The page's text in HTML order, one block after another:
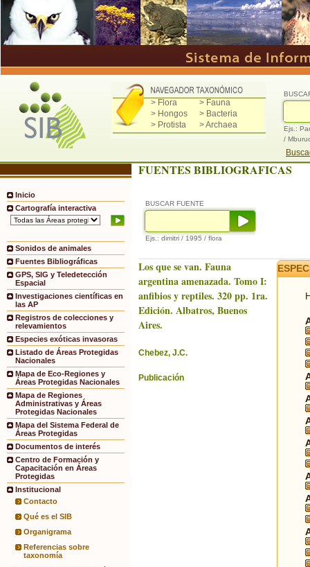
> Flora
> Fauna
> Hongos
> Bacteria
> Protista
> Archaea
Ejs.:
/
Inicio
Cartografía interactiva
Sonidos de animales
Fuentes Bibliográficas
GPS, SIG y Teledetección
Espacial
Investigaciones científicas en
las AP
Registros de colecciones y
relevamientos
Especies exóticas invasoras
Listado de Áreas Protegidas
Nacionales
Mapa de Eco-Regiones y
Áreas Protegidas Nacionales
Mapa de Regiones
Administrativas y Áreas
Protegidas Nacionales
Mapa del Sistema Federal de
Áreas Protegidas
Documentos de interés
Centro de Formación y
Capacitación en Áreas
Protegidas
Institucional
Contacto
Qué es el SIB
Organigrama
Referencias sobre
taxonomía
FUENTES BIBLIOGRAFICAS
BUSCAR FUENTE
Ejs.: dimitri / 1995 / flora
Los que se van. Fauna
argentina amenazada. Tomo I:
anfibios y reptiles. 320 pp. 1ra.
Edición. Albatros, Buenos
Aires.
Chebez, J.C.
Publicación